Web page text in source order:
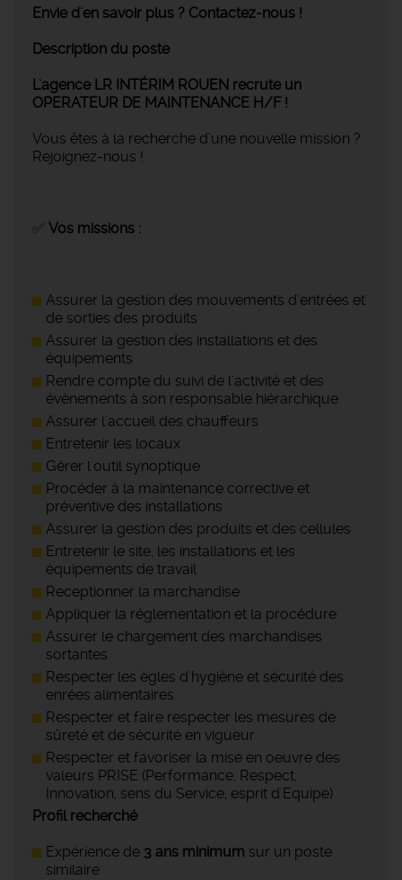
Envie d'en savoir plus ? Contactez-nous !
Description du poste
L'agence LR INTÉRIM ROUEN recrute un
OPERATEUR DE MAINTENANCE H/F !
Vous êtes à la recherche d’une nouvelle mission ?
Rejoignez-nous !
✅ Vos missions :
Assurer la gestion des mouvements d'entrées et
de sorties des produits
Assurer la gestion des installations et des
équipements
Rendre compte du suivi de l'activité et des
évènements à son responsable hiérarchique
Assurer l'accueil des chauffeurs
Entretenir les locaux
Gérer l'outil synoptique
Procéder à la maintenance corrective et
préventive des installations
Assurer la gestion des produits et des cellules
Entretenir le site, les installations et les
équipements de travail
Receptionner la marchandise
Appliquer la réglementation et la procédure
Assurer le chargement des marchandises
sortantes
Respecter les ègles d'hygiène et sécurité des
enrées alimentaires
Respecter et faire respecter les mesures de
sûreté et de sécurité en vigueur
Respecter et favoriser la mise en oeuvre des
valeurs PRISE (Performance, Respect,
Innovation, sens du Service, esprit d'Equipe)
Profil recherché
Expérience de 3 ans minimum sur un poste
similaire